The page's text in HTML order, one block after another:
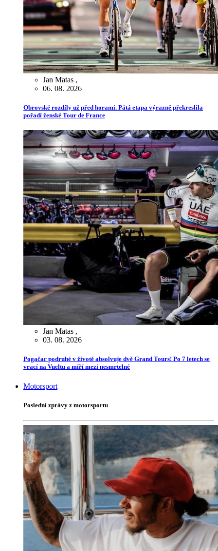
Jan Matas ,
06. 08. 2026
Obrovské rozdíly už před horami. Pátá etapa výrazně překreslila
pořadí ženské Tour de France
Jan Matas ,
03. 08. 2026
Pogačar podruhé v životě absolvuje dvě Grand Tours! Po 7 letech se
vrací na Vueltu a míří mezi nesmrtelné
Motorsport
Poslední zprávy z motorsportu